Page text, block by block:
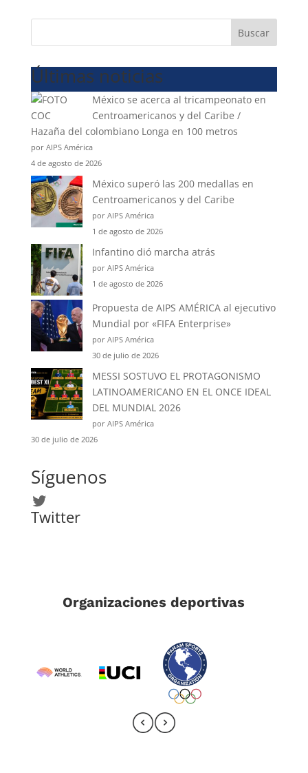
Buscar
Últimas noticias
México se acerca al tricampeonato en
Centroamericanos y del Caribe /
Hazaña del colombiano Longa en 100 metros
por AIPS América
4 de agosto de 2026
México superó las 200 medallas en
Centroamericanos y del Caribe
por AIPS América
1 de agosto de 2026
Infantino dió marcha atrás
por AIPS América
1 de agosto de 2026
Propuesta de AIPS AMÉRICA al ejecutivo
Mundial por «FIFA Enterprise»
por AIPS América
30 de julio de 2026
MESSI SOSTUVO EL PROTAGONISMO
LATINOAMERICANO EN EL ONCE IDEAL
DEL MUNDIAL 2026
por AIPS América
30 de julio de 2026
Síguenos
Twitter
Twitter
Organizaciones deportivas